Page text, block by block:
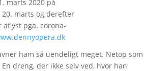
marts 2020 på
marts og derefter
pga. corona-
ham så uendeligt meget. Netop som
dreng, der ikke selv ved, hvor han